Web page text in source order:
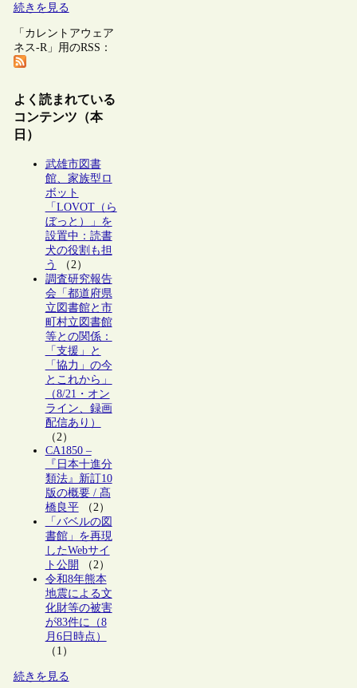
続きを見る
「カレントアウェア
ネス-R」用のRSS：
よく読まれている
コンテンツ（本
日）
武雄市図書
館、家族型ロ
ボット
「LOVOT（ら
ぼっと）」を
設置中：読書
犬の役割も担
う
（2）
調査研究報告
会「都道府県
立図書館と市
町村立図書館
等との関係：
「支援」と
「協力」の今
とこれから」
（8/21・オン
ライン、録画
配信あり）
（2）
CA1850 –
『日本十進分
類法』新訂10
版の概要 / 髙
橋良平（2）
「バベルの図
書館」を再現
したWebサイ
ト公開
（2）
令和8年熊本
地震による文
化財等の被害
が83件に（8
月6日時点）
（1）
続きを見る